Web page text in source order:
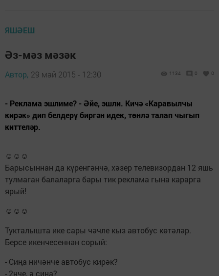
ЯШӘЕШ
Әз-мәз мәзәк
Автор, 29 май 2015 - 12:30 1134 0 0
- Реклама эшлиме? - Әйе, эшли. Кичә «Каравылчы
кирәк» дип белдерү биргән идек, төнлә талап чыгып
киттеләр.
☺☺☺
Барысыннан да күренгәнчә, хәзер телевизордан 12 яшь
тулмаган балаларга бары тик реклама гына карарга
ярый!
☺☺☺
Тукталышта ике сары чәчле кыз автобус көтәләр.
Берсе икенчесеннән сорый:
- Сиңа ничәнче автобус кирәк?
- 2нче, ә сиңа?